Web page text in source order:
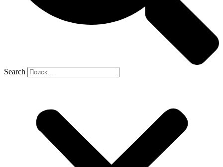
Search